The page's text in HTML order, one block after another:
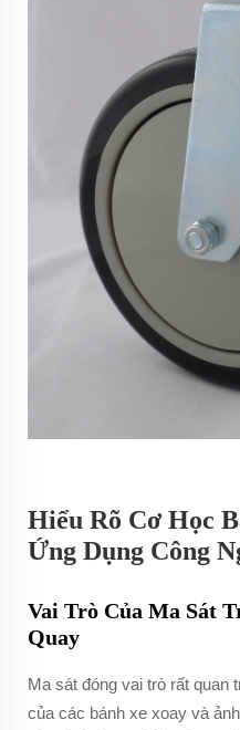
Hiểu Rõ Cơ Học
Ứng Dụng Công
Vai Trò Của Ma Sát
Quay
Ma sát đóng vai trò rất quan
của các bánh xe xoay và